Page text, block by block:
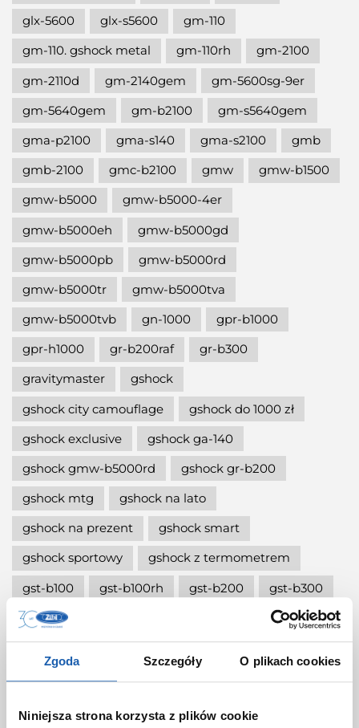
Zgoda Szczegóły O plikach cookies
Niniejsza strona korzysta z plików cookie
glx-5600
glx-s5600
gm-110
gm-110. gshock metal
gm-110rh
gm-2100
gm-2110d
gm-2140gem
gm-5600sg-9er
gm-5640gem
gm-b2100
gm-s5640gem
gma-p2100
gma-s140 gma-s2100
gmb
gmb-2100
gmc-b2100 gmw
gmw-b1500
gmw-b5000
gmw-b5000-4er
gmw-b5000eh
gmw-b5000gd
gmw-b5000pb
gmw-b5000rd
gmw-b5000tr
gmw-b5000tva
gmw-b5000tvb
gn-1000
gpr-b1000
gpr-h1000
gr-b200raf
gr-b300
gravitymaster
gshock
gshock city camouflage
gshock do 1000 zł
gshock exclusive
gshock ga-140
gshock gmw-b5000rd
gshock gr-b200
gshock mtg
gshock na lato
gshock na prezent
gshock smart
gshock sportowy
gshock z termometrem
gst-b100
gst-b100rh gst-b200
gst-b300
gst-b300wlp-1a
gst-b4000
gst-b500
gsteel gsw-h1000
gw-8230b
gw-9400
gw-9500
gwf-1000